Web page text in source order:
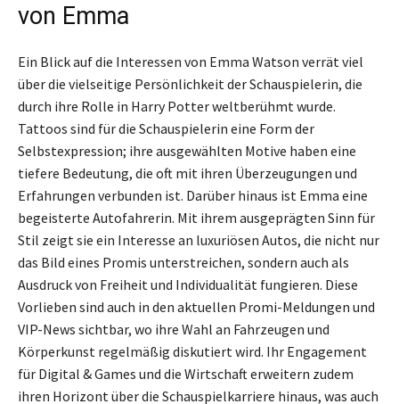
von Emma
Ein Blick auf die Interessen von Emma Watson verrät viel
über die vielseitige Persönlichkeit der Schauspielerin, die
durch ihre Rolle in Harry Potter weltberühmt wurde.
Tattoos sind für die Schauspielerin eine Form der
Selbstexpression; ihre ausgewählten Motive haben eine
tiefere Bedeutung, die oft mit ihren Überzeugungen und
Erfahrungen verbunden ist. Darüber hinaus ist Emma eine
begeisterte Autofahrerin. Mit ihrem ausgeprägten Sinn für
Stil zeigt sie ein Interesse an luxuriösen Autos, die nicht nur
das Bild eines Promis unterstreichen, sondern auch als
Ausdruck von Freiheit und Individualität fungieren. Diese
Vorlieben sind auch in den aktuellen Promi-Meldungen und
VIP-News sichtbar, wo ihre Wahl an Fahrzeugen und
Körperkunst regelmäßig diskutiert wird. Ihr Engagement
für Digital & Games und die Wirtschaft erweitern zudem
ihren Horizont über die Schauspielkarriere hinaus, was auch